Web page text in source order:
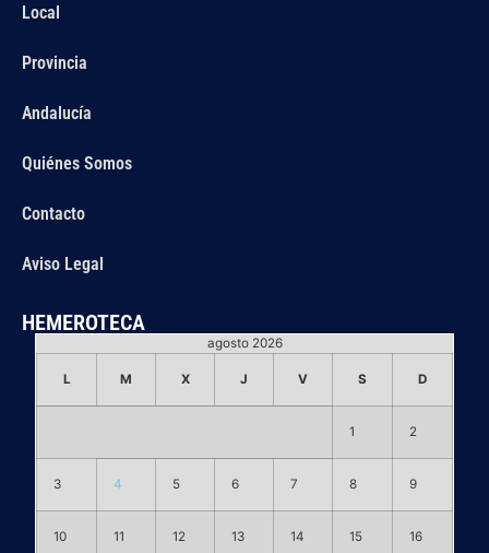
Local
Provincia
Andalucía
Quiénes Somos
Contacto
Aviso Legal
HEMEROTECA
agosto 2026
L M X J V S D
1 2
3 4 5 6 7 8 9
10 11 12 13 14 15 16